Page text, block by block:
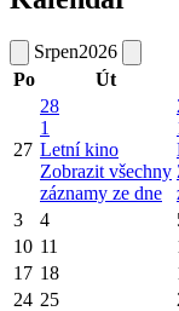
Srpen2026
Po
Út
27
28
1
Letní kino
Zobrazit všechny
záznamy ze dne
3 4
10 11
17 18
24 25